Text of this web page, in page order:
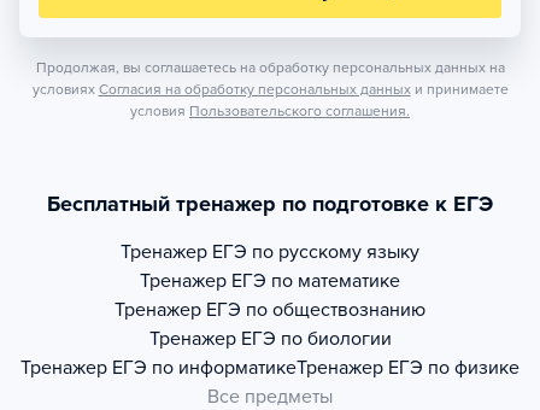
Продолжая, вы соглашаетесь на обработку персональных данных на
условиях Согласия на обработку персональных данных и принимаете
условия Пользовательского соглашения.
Бесплатный тренажер по подготовке к ЕГЭ
Тренажер ЕГЭ по русскому языку
Тренажер ЕГЭ по математике
Тренажер ЕГЭ по обществознанию
Тренажер ЕГЭ по биологии
Тренажер ЕГЭ по информатикеТренажер ЕГЭ по физике
Все предметы